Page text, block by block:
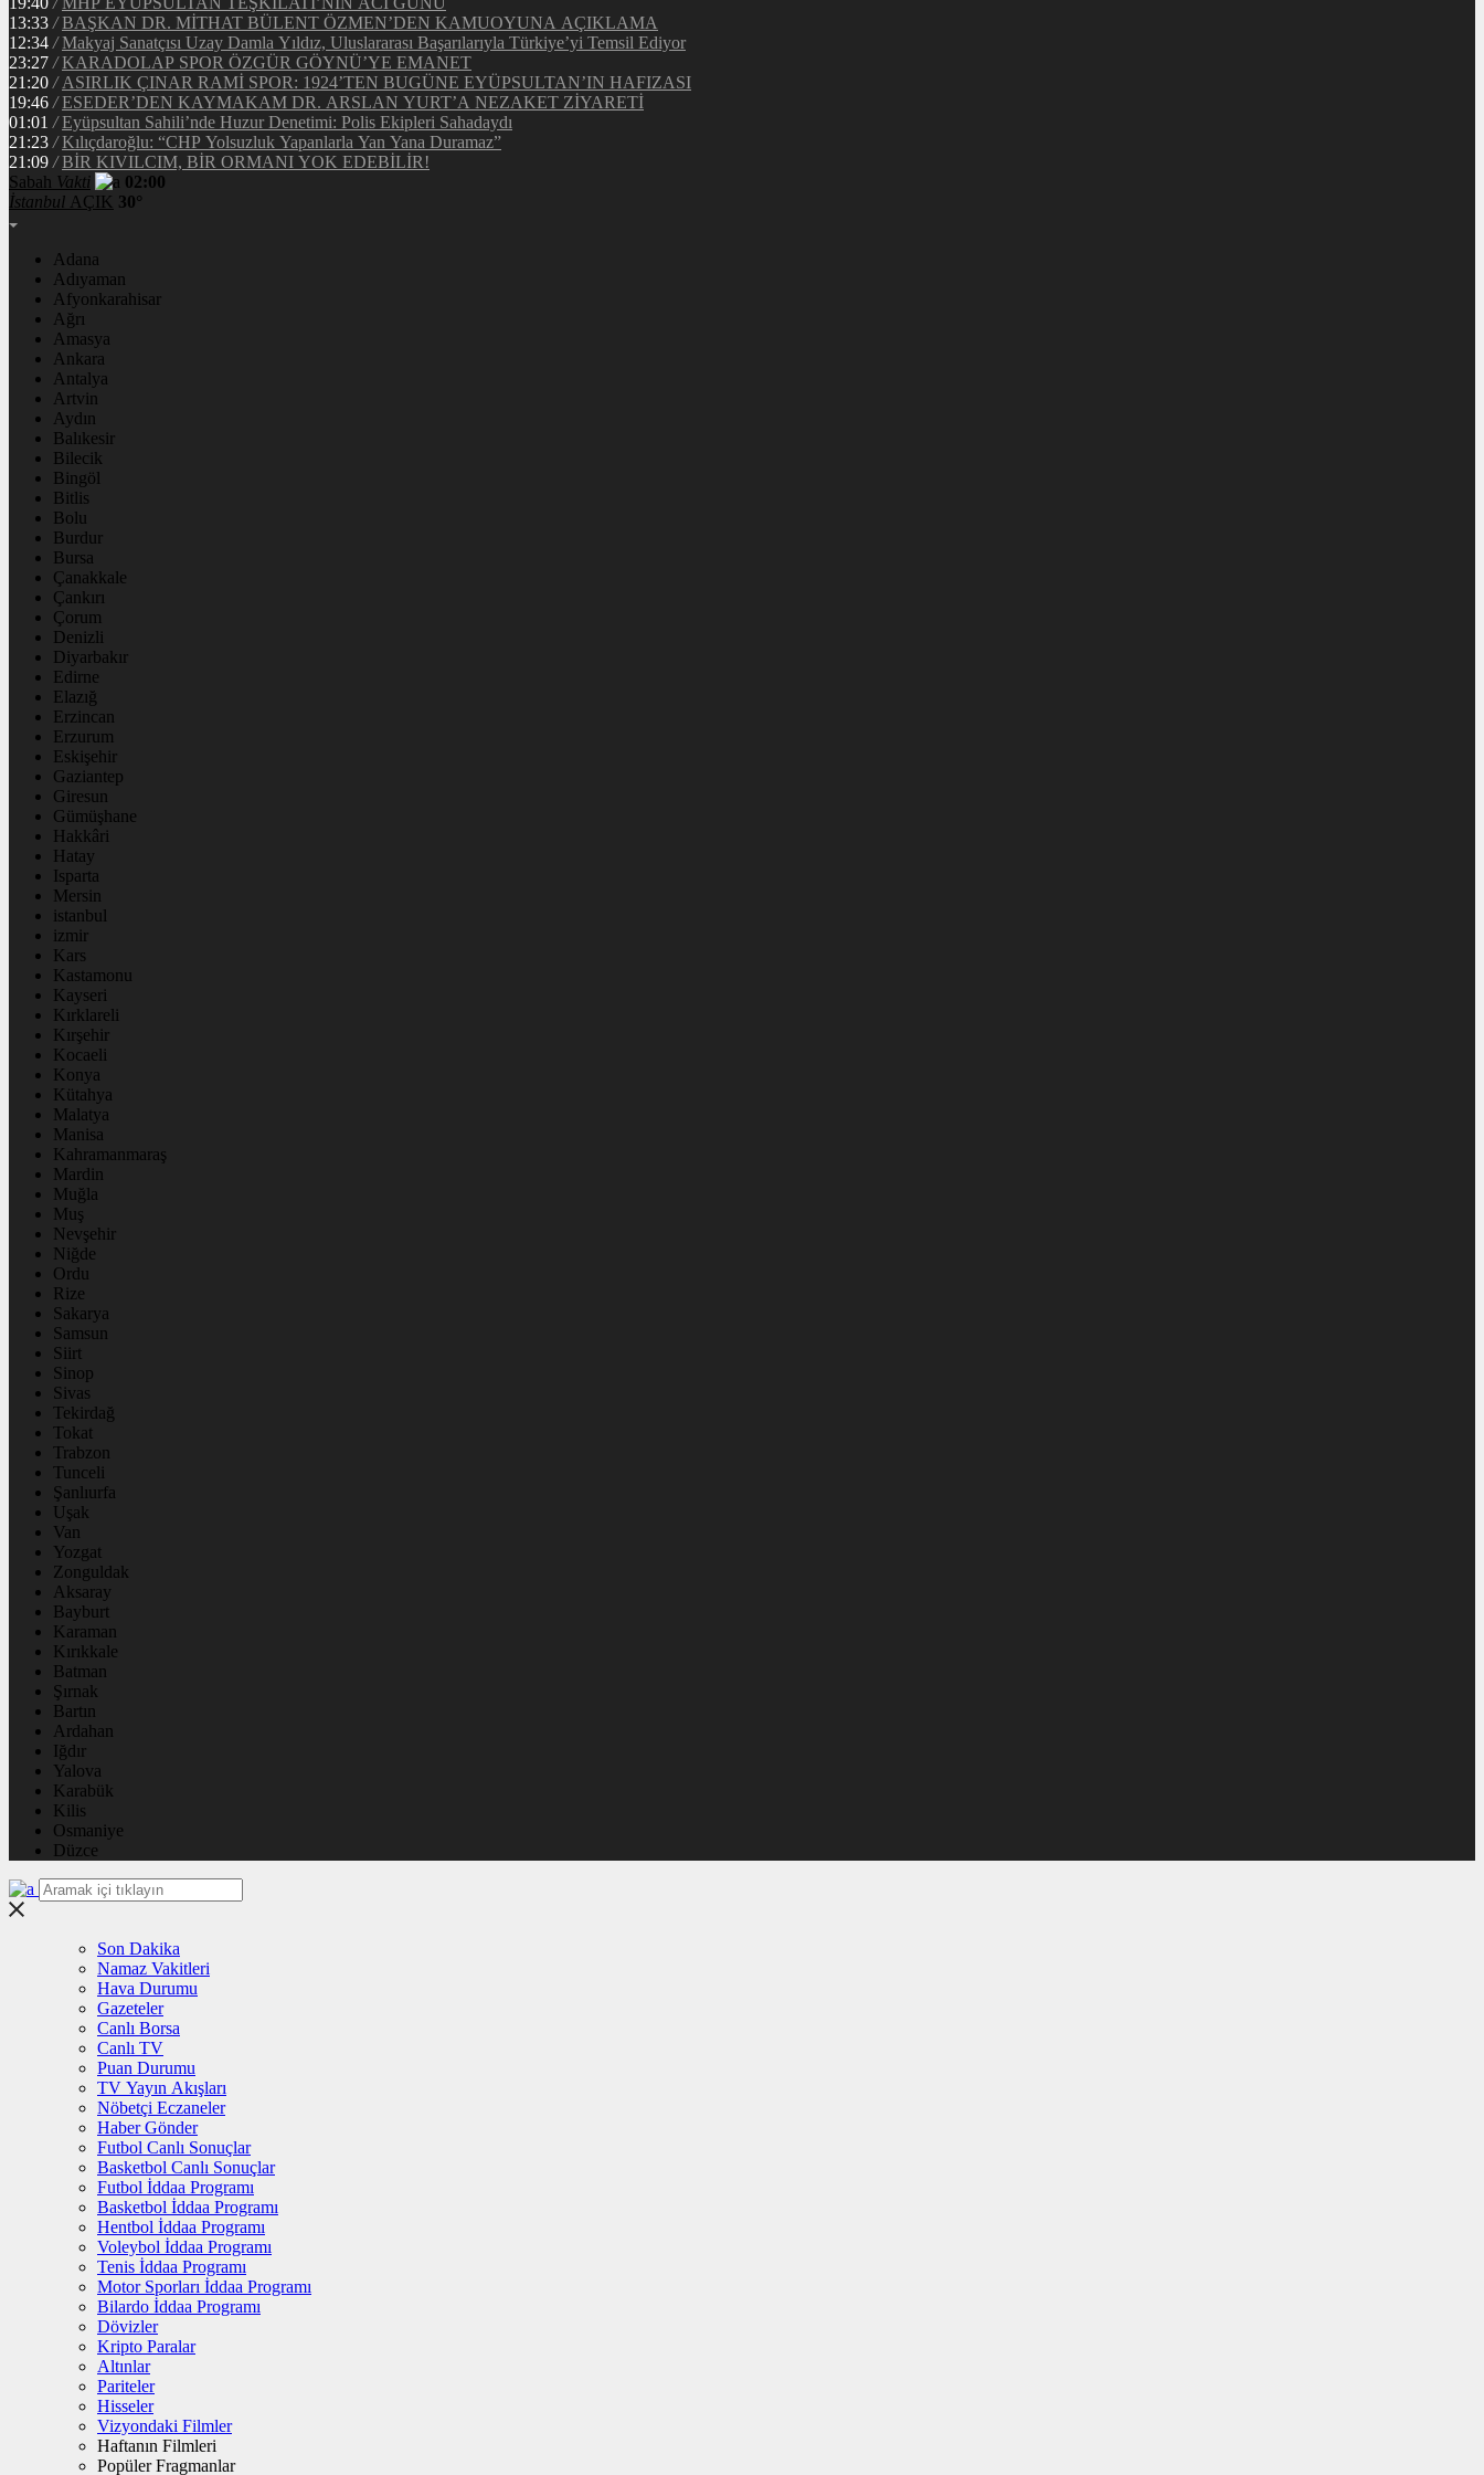
13:33 / BAŞKAN DR. MİTHAT BÜLENT ÖZMEN’DEN KAMUOYUNA AÇIKLAMA
12:34 / Makyaj Sanatçısı Uzay Damla Yıldız, Uluslararası Başarılarıyla Türkiye’yi Temsil Ediyor
23:27 / KARADOLAP SPOR ÖZGÜR GÖYNÜ’YE EMANET
21:20 / ASIRLIK ÇINAR RAMİ SPOR: 1924’TEN BUGÜNE EYÜPSULTAN’IN HAFIZASI
19:46 / ESEDER’DEN KAYMAKAM DR. ARSLAN YURT’A NEZAKET ZİYARETİ
01:01 / Eyüpsultan Sahili’nde Huzur Denetimi: Polis Ekipleri Sahadaydı
21:23 / Kılıçdaroğlu: “CHP Yolsuzluk Yapanlarla Yan Yana Duramaz”
21:09 / BİR KIVILCIM, BİR ORMANI YOK EDEBİLİR!
Sabah Vakti
02:00
İstanbul AÇIK 30°
Adana
Adıyaman
Afyonkarahisar
Ağrı
Amasya
Ankara
Antalya
Artvin
Aydın
Balıkesir
Bilecik
Bingöl
Bitlis
Bolu
Burdur
Bursa
Çanakkale
Çankırı
Çorum
Denizli
Diyarbakır
Edirne
Elazığ
Erzincan
Erzurum
Eskişehir
Gaziantep
Giresun
Gümüşhane
Hakkâri
Hatay
Isparta
Mersin
istanbul
izmir
Kars
Kastamonu
Kayseri
Kırklareli
Kırşehir
Kocaeli
Konya
Kütahya
Malatya
Manisa
Kahramanmaraş
Mardin
Muğla
Muş
Nevşehir
Niğde
Ordu
Rize
Sakarya
Samsun
Siirt
Sinop
Sivas
Tekirdağ
Tokat
Trabzon
Tunceli
Şanlıurfa
Uşak
Van
Yozgat
Zonguldak
Aksaray
Bayburt
Karaman
Kırıkkale
Batman
Şırnak
Bartın
Ardahan
Iğdır
Yalova
Karabük
Kilis
Osmaniye
Düzce
Son Dakika
Namaz Vakitleri
Hava Durumu
Gazeteler
Canlı Borsa
Canlı TV
Puan Durumu
TV Yayın Akışları
Nöbetçi Eczaneler
Haber Gönder
Futbol Canlı Sonuçlar
Basketbol Canlı Sonuçlar
Futbol İddaa Programı
Basketbol İddaa Programı
Hentbol İddaa Programı
Voleybol İddaa Programı
Tenis İddaa Programı
Motor Sporları İddaa Programı
Bilardo İddaa Programı
Dövizler
Kripto Paralar
Altınlar
Pariteler
Hisseler
Vizyondaki Filmler
Haftanın Filmleri
Popüler Fragmanlar